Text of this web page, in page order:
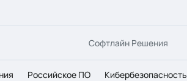
Софтлайн Решения
Российское ПО Кибербезопасность